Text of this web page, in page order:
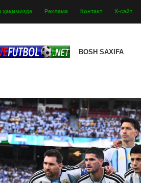
ҳақимизда Реклама Контакт Х-сайт
BOSH SAXIFA